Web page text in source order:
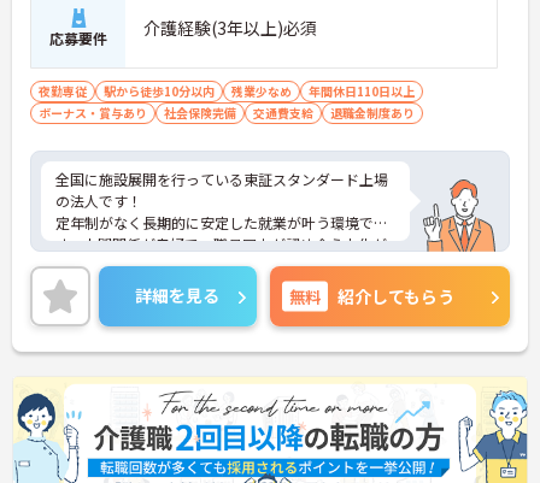
応募要件 介護経験(3年以上)必須
夜勤専従 駅から徒歩10分以内 残業少なめ
年間休日110日以上
ボーナス・賞与あり
社会保険完備 交通費支給 退職金制度あり
全国に施設展開を行っている東証スタンダード上場
の法人です！
定年制がなく長期的に安定した就業が叶う環境で
す。人間関係が良好で、職員同士が認め合う文化が
根付いています。
ご興味のある方には、面接対策ポイントなど、さら
に詳細をご案内しますのでお気軽にご相談くださ
い！
詳細を見る 無料 紹介してもらう